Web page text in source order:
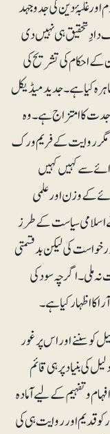
اور غلبۂ دین کی جدوجہد
تحقیق ہی نہیں دی
احکام کی تشریح کی
کیا ہے۔ جدید میڈیکل
کا امتزاج ہے۔ وہ
روایت کے فریم ورک
سے کہیں کہیں
کے وزن اور علمی
سیاست کے طرز
کی لیکن بدقسمتی
ملی۔ اگرچہ سود کی
کا اظہار کیا ہے۔
کو سننے اور اس پر غور
کی بنیاد پر ہی قائم
و تفہیم کے لیے آمادہ
قدیم اور روایت ہی کی